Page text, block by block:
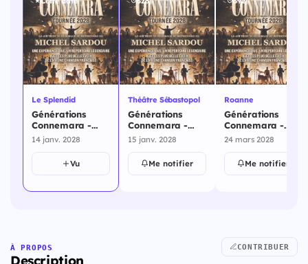
Le Splendid
Générations
Connemara -
Tribute Sardou -
Le Splendid - 14
14 janv. 2028
Vu
Théâtre Sébastopol
Générations
Connemara -
Tribute Sardou -
Théâtre
Sébastopol - 15
janvier 2028
15 janv. 2028
Me notifier
Roanne
Générations
Connemara -
Tribute Sardou -
Roanne - 24
mars 2028
24 mars 2028
Me notifier
À PROPOS
Description
CONTRIBUER